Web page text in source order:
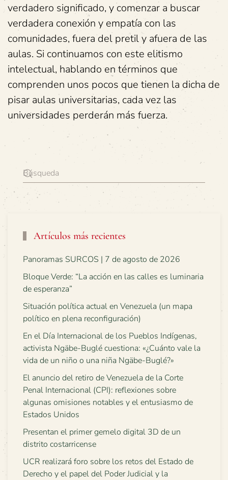
verdadero significado, y comenzar a buscar
verdadera conexión y empatía con las
comunidades, fuera del pretil y afuera de las
aulas. Si continuamos con este elitismo
intelectual, hablando en términos que
comprenden unos pocos que tienen la dicha de
pisar aulas universitarias, cada vez las
universidades perderán más fuerza.
Artículos más recientes
Panoramas SURCOS | 7 de agosto de 2026
Bloque Verde: “La acción en las calles es luminaria
de esperanza”
Situación política actual en Venezuela (un mapa
político en plena reconfiguración)
En el Día Internacional de los Pueblos Indígenas,
activista Ngäbe-Buglé cuestiona: «¿Cuánto vale la
vida de un niño o una niña Ngäbe-Buglé?»
El anuncio del retiro de Venezuela de la Corte
Penal Internacional (CPI): reflexiones sobre
algunas omisiones notables y el entusiasmo de
Estados Unidos
Presentan el primer gemelo digital 3D de un
distrito costarricense
UCR realizará foro sobre los retos del Estado de
Derecho y el papel del Poder Judicial y la